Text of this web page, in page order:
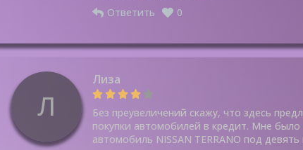
Ответить
0
Л
Лиза
Без преувеличений скажу, что здесь
покупки автомобилей в кредит. Мне
автомобиль NISSAN TERRANO под